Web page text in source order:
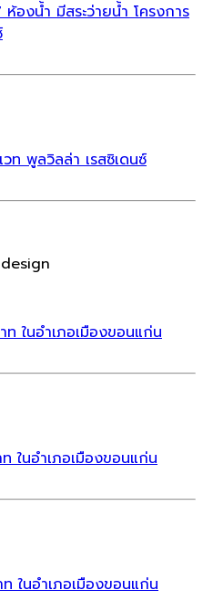
องน้ำ มีสระว่ายน้ำ โครงการ
ท พูลวิลล่า เรสซิเดนซ์
ในอำเภอเมืองขอนแก่น
ในอำเภอเมืองขอนแก่น
ในอำเภอเมืองขอนแก่น